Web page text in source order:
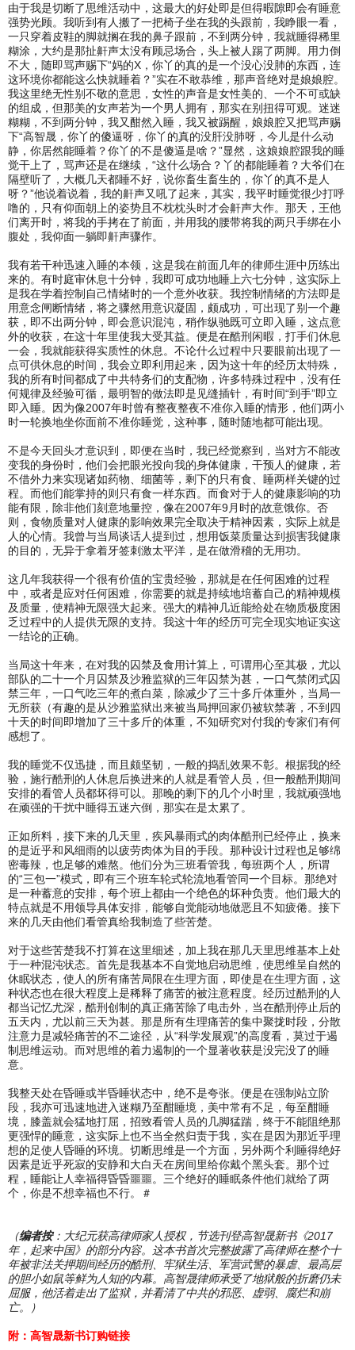
由于我是切断了思维活动中，这最大的好处即是但得暇隙即会有睡意
强势光顾。我听到有人搬了一把椅子坐在我的头跟前，我睁眼一看，
一只穿着皮鞋的脚就搁在我的鼻子跟前，不到两分钟，我就睡得稀里
糊涂，大约是那扯鼾声太没有顾忌场合，头上被人踢了两脚。用力倒
不大，随即骂声赐下“妈的X，你丫的真的是一个没心没肺的东西，连
这环境你都能这么快就睡着？”实在不敢恭维，那声音绝对是娘娘腔。
我这里绝无性别不敬的意思，女性的声音是女性美的、一个不可或缺
的组成，但那美的女声若为一个男人拥有，那实在别扭得可观。迷迷
糊糊，不到两分钟，我又酣然入睡，我又被踢醒，娘娘腔又把骂声赐
下“高智晟，你丫的傻逼呀，你丫的真的没肝没肺呀，今儿是什么动
静，你居然能睡着？你丫的不是傻逼是啥？”显然，这娘娘腔跟我的睡
觉干上了，骂声还是在继续，“这什么场合？丫的都能睡着？大爷们在
隔壁听了，大概几天都睡不好，说你畜生畜生的，你丫的真不是人
呀？”他说着说着，我的鼾声又吼了起来，其实，我平时睡觉很少打呼
噜的，只有仰面朝上的姿势且不枕枕头时才会鼾声大作。那天，王他
们离开时，将我的手拷在了前面，并用我的腰带将我的两只手绑在小
腹处，我仰面一躺即鼾声骤作。
我有若干种迅速入睡的本领，这是我在前面几年的律师生涯中历练出
来的。有时庭审休息十分钟，我即可成功地睡上六七分钟，这实际上
是我在学着控制自己情绪时的一个意外收获。我控制情绪的方法即是
用意念闸断情绪，将之骤然用意识凝固，颇成功，可出现了别一个趣
获，即不出两分钟，即会意识混沌，稍作纵驰既可立即入睡，这点意
外的收获，在这十年里使我大受其益。便是在酷刑闲暇，打手们休息
一会，我就能获得实质性的休息。不论什么过程中只要眼前出现了一
点可供休息的时间，我会立即利用起来，因为这十年的经历太特殊，
我的所有时间都成了中共特务们的支配物，许多特殊过程中，没有任
何规律及经验可循，最明智的做法即是见缝插针，有时间“到手”即立
即入睡。因为像2007年时曾有整夜整夜不准你入睡的情形，他们两小
时一轮换地坐你面前不准你睡觉，这种事，随时随地都可能出现。
不是今天回头才意识到，即便在当时，我已经觉察到，当对方不能改
变我的身份时，他们会把眼光投向我的身体健康，干预人的健康，若
不借外力来实现诸如药物、细菌等，剩下的只有食、睡两样关键的过
程。而他们能掌持的则只有食一样东西。而食对于人的健康影响的功
能有限，除非他们刻意地量控，像在2007年9月时的故意饿你。否
则，食物质量对人健康的影响效果完全取决于精神因素，实际上就是
人的心情。我曾与当局谈话人提到过，想用饭菜质量达到损害我健康
的目的，无异于拿着牙签刺激太平洋，是在做滑稽的无用功。
这几年我获得一个很有价值的宝贵经验，那就是在任何困难的过程
中，或者是应对任何困难，你需要的就是持续地培蓄自己的精神规模
及质量，使精神无限强大起来。强大的精神几近能给处在物质极度困
乏过程中的人提供无限的支持。我这十年的经历可完全现实地证实这
一结论的正确。
当局这十年来，在对我的囚禁及食用计算上，可谓用心至其极，尤以
部队的二十一个月囚禁及沙雅监狱的三年囚禁为甚，一口气禁闭式囚
禁三年，一口气吃三年的煮白菜，除减少了三十多斤体重外，当局一
无所获（有趣的是从沙雅监狱出来被当局押回家仍被软禁著，不到四
十天的时间即增加了三十多斤的体重，不知研究对付我的专家们有何
感想了。
我的睡觉不仅迅捷，而且颇坚韧，一般的捣乱效果不彰。根据我的经
验，施行酷刑的人休息后换进来的人就是看管人员，但一般酷刑期间
安排的看管人员都坏得可以。那晚的剩下的几个小时里，我就顽强地
在顽强的干扰中睡得五迷六倒，那实在是太累了。
正如所料，接下来的几天里，疾风暴雨式的肉体酷刑已经停止，换来
的是近乎和风细雨的以疲劳肉体为目的手段。那种设计过程也足够绵
密毒辣，也足够的难熬。他们分为三班看管我，每班两个人，所谓
的“三包一”模式，即有三个班车轮式轮流地看管同一个目标。那绝对
是一种蓄意的安排，每个班上都由一个绝色的坏种负责。他们最大的
特点就是不用领导具体安排，能够自觉能动地做恶且不知疲倦。接下
来的几天由他们看管真给我制造了些苦楚。
对于这些苦楚我不打算在这里细述，加上我在那几天里思维基本上处
于一种混沌状态。首先是我基本不自觉地启动思维，使思维呈自然的
休眠状态，使人的所有痛苦局限在生理方面，即使是在生理方面，这
种状态也在很大程度上是稀释了痛苦的被注意程度。经历过酷刑的人
都当记忆尤深，酷刑创制的真正痛苦除了电击外，当在酷刑停止后的
五天内，尤以前三天为甚。那是所有生理痛苦的集中聚拢时段，分散
注意力是减轻痛苦的不二途径，从“科学发展观”的高度看，莫过于遏
制思维运动。而对思维的着力遏制的一个显著收获是没完没了的睡
意。
我整天处在昏睡或半昏睡状态中，绝不是夸张。便是在强制站立阶
段，我亦可迅速地进入迷糊乃至酣睡境，美中常有不足，每至酣睡
境，膝盖就会猛地打屈，招致看管人员的几脚猛踹，终于不能阻绝那
更强悍的睡意，这实际上也不当全然归责于我，实在是因为那近乎理
想的足使人昏睡的环境。切断思维是一个方面，另外两个利睡得绝好
因素是近乎死寂的安静和大白天在房间里给你戴个黑头套。那个过
程，睡能让人幸福得昏昏噩噩。三个绝好的睡眠条件他们就给了两
个，你是不想幸福也不行。＃
（编者按：大纪元获高律师家人授权，节选刊登高智晟新书《2017
年，起来中国》的部分内容。这本书首次完整披露了高律师在整个十
年被非法关押期间经历的酷刑、牢狱生活、军营武警的暴虐、最高层
的胆小如鼠等鲜为人知的内幕。高智晟律师承受了地狱般的折磨仍未
屈服，他活着走出了监狱，并看清了中共的邪恶、虚弱、腐烂和崩
亡。）
附：高智晟新书订购链接